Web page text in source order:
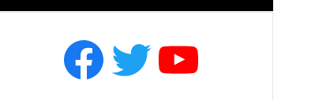
Facebook
TwitterYouTube